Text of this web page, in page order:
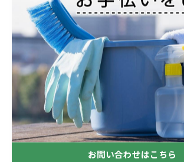
雑草対策
ハウスクリーニング
不用品回収
ブログ
最近の投稿 Recent
お問い合わせはこちら